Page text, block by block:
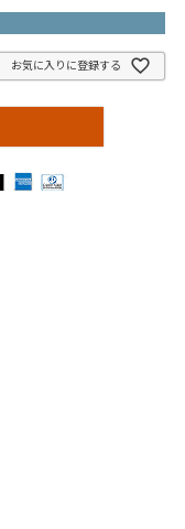
お気に入りに登録する